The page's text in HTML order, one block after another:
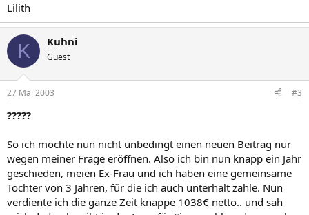
Lilith
K Kuhni
Guest
27 Mai 2003 #3
?????
So ich möchte nun nicht unbedingt einen neuen Beitrag nur
wegen meiner Frage eröffnen. Also ich bin nun knapp ein Jahr
geschieden, meien Ex-Frau und ich haben eine gemeinsame
Tochter von 3 Jahren, für die ich auch unterhalt zahle. Nun
verdiente ich die ganze Zeit knappe 1038€ netto.. und sah